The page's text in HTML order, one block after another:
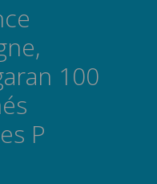
100
P